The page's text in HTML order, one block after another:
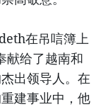
在吊唁簿上
献给了越南和
出领导人。在
建事业中，他